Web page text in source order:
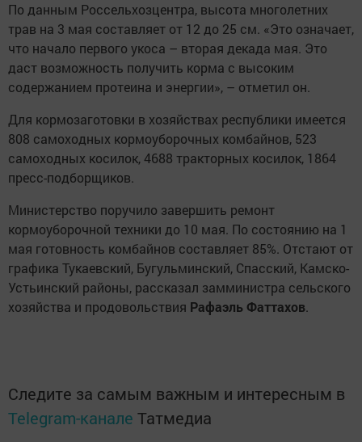
По данным Россельхозцентра, высота многолетних
трав на 3 мая составляет от 12 до 25 см. «Это означает,
что начало первого укоса – вторая декада мая. Это
даст возможность получить корма с высоким
содержанием протеина и энергии», – отметил он.
Для кормозаготовки в хозяйствах республики имеется
808 самоходных кормоуборочных комбайнов, 523
самоходных косилок, 4688 тракторных косилок, 1864
пресс-подборщиков.
Министерство поручило завершить ремонт
кормоуборочной техники до 10 мая. По состоянию на 1
мая готовность комбайнов составляет 85%. Отстают от
графика Тукаевский, Бугульминский, Спасский, Камско-
Устьинский районы, рассказал замминистра сельского
хозяйства и продовольствия Рафаэль Фаттахов.
Следите за самым важным и интересным в
Telegram-канале Татмедиа